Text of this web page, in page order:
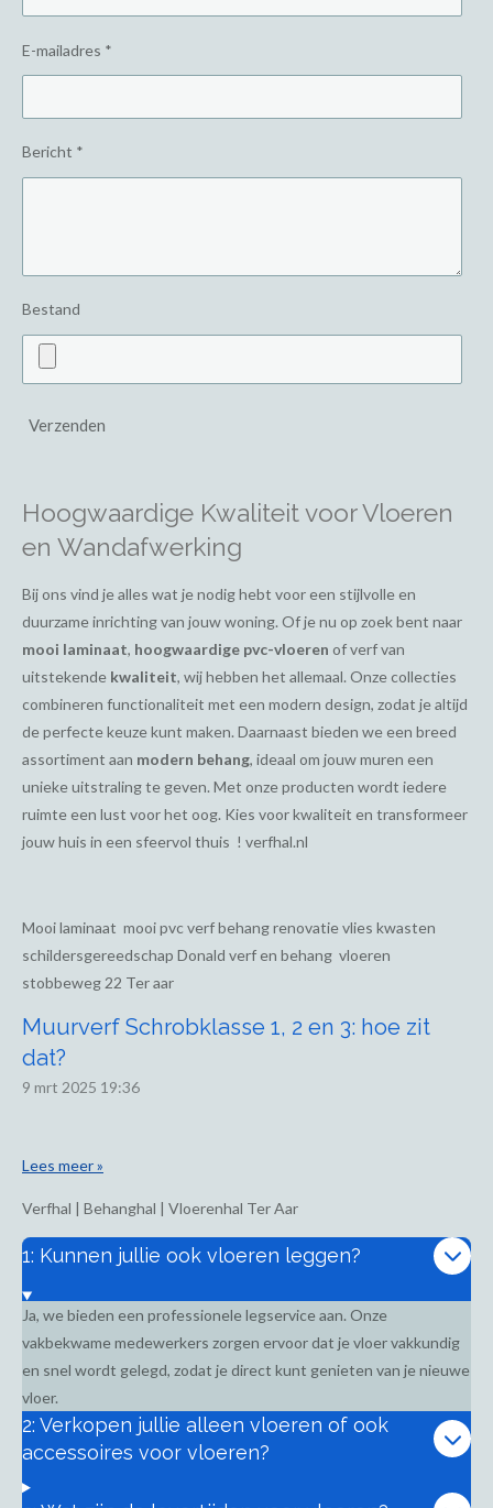
E-mailadres *
Bericht *
Bestand
Verzenden
Hoogwaardige Kwaliteit voor Vloeren
en Wandafwerking
Bij ons vind je alles wat je nodig hebt voor een stijlvolle en
duurzame inrichting van jouw woning. Of je nu op zoek bent naar
mooi laminaat, hoogwaardige pvc-vloeren of verf van
uitstekende kwaliteit, wij hebben het allemaal. Onze collecties
combineren functionaliteit met een modern design, zodat je altijd
de perfecte keuze kunt maken. Daarnaast bieden we een breed
assortiment aan modern behang, ideaal om jouw muren een
unieke uitstraling te geven. Met onze producten wordt iedere
ruimte een lust voor het oog. Kies voor kwaliteit en transformeer
jouw huis in een sfeervol thuis ! verfhal.nl
Mooi laminaat mooi pvc verf behang renovatie vlies kwasten
schildersgereedschap Donald verf en behang vloeren
stobbeweg 22 Ter aar
Muurverf Schrobklasse 1, 2 en 3: hoe zit
dat?
9 mrt 2025 19:36
Lees meer »
Verfhal | Behanghal | Vloerenhal Ter Aar
1: Kunnen jullie ook vloeren leggen?
Ja, we bieden een professionele legservice aan. Onze
vakbekwame medewerkers zorgen ervoor dat je vloer vakkundig
en snel wordt gelegd, zodat je direct kunt genieten van je nieuwe
vloer.
2: Verkopen jullie alleen vloeren of ook
accessoires voor vloeren?